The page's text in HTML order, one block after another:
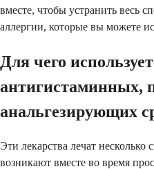
вместе, чтобы устранить весь
аллергии, которые вы можете
Для чего
антигистаминных,
анальгезирующих
Эти лекарства лечат несколько
возникают вместе во время